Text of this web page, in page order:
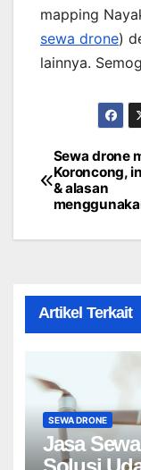
mapping
sewa drone)
lainnya.
Post
Sewa drone
Koroncong,
& alasan
Artikel Terkait
SEWA DRONE
Jasa